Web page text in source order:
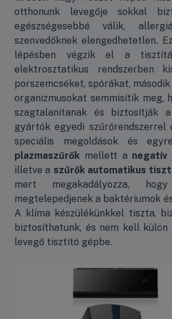
otthonunk levegője sokkal
egészségesebbé válik,
szenvedőknek elengedhetetlen.
lépésben végzik el a
elektrosztatikus rendszerben
porszemcséket, spórákat,
organizmusokat semmisítik meg,
szagtalanítanak és biztosítják
gyártók egyedi szűrőrendszerrel
speciális megoldások és
plazmaszűrők mellett a negatív
illetve a szűrők automatikus
mert megakadályozza,
megtelepedjenek a baktériumok
A klíma készülékünkkel tiszta,
biztosíthatunk, és nem kell
levegő tisztító gépbe.